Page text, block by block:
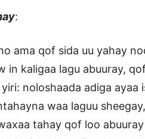
:
ama qof sida uu yahay
in kaligaa lagu abuuray,
noloshaada adiga
waa laguu
tahay qof loo